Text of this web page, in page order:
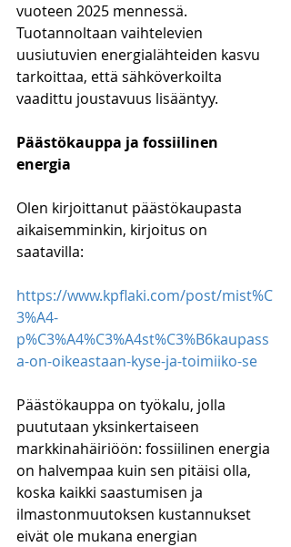
vuoteen 2025 mennessä.
Tuotannoltaan vaihtelevien
uusiutuvien energialähteiden kasvu
tarkoittaa, että sähköverkoilta
vaadittu joustavuus lisääntyy.
Päästökauppa ja fossiilinen
energia
Olen kirjoittanut päästökaupasta
aikaisemminkin, kirjoitus on
saatavilla:
https://www.kpflaki.com/post/mist%C
3%A4-
p%C3%A4%C3%A4st%C3%B6kaupass
a-on-oikeastaan-kyse-ja-toimiiko-se
Päästökauppa on työkalu, jolla
puututaan yksinkertaiseen
markkinahäiriöön: fossiilinen energia
on halvempaa kuin sen pitäisi olla,
koska kaikki saastumisen ja
ilmastonmuutoksen kustannukset
eivät ole mukana energian